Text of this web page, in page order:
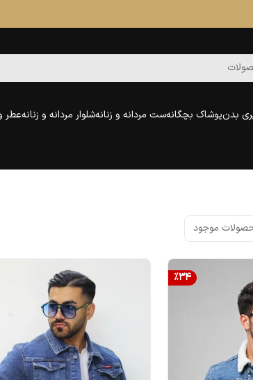
بدنپوشاک بچگانهست مردانه و زنانهشلوار مردانه و زنانهعطر
موجود
%34